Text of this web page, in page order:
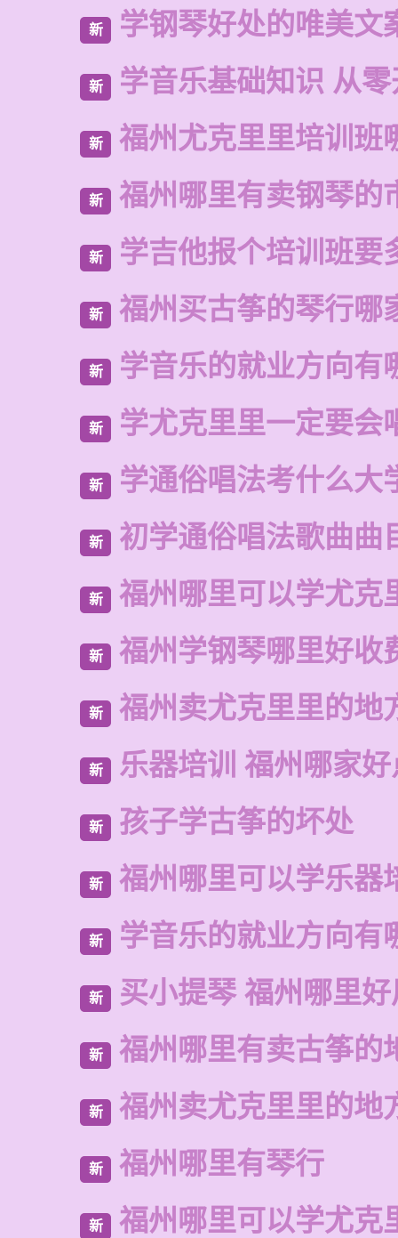
新 学钢琴好处的唯美文
新 学音乐基础知识 从
新 福州尤克里里培训班
新 福州哪里有卖钢琴的
新 学吉他报个培训班要
新 福州买古筝的琴行哪
新 学音乐的就业方向有
新 学尤克里里一定要会
新 学通俗唱法考什么大
新 初学通俗唱法歌曲曲
新 福州哪里可以学尤克
新 福州学钢琴哪里好收
新 福州卖尤克里里的地
新 乐器培训 福州哪家
新 孩子学古筝的坏处
新 福州哪里可以学乐器
新 学音乐的就业方向有
新 买小提琴 福州哪里好
新 福州哪里有卖古筝的
新 福州卖尤克里里的地
新 福州哪里有琴行
新 福州哪里可以学尤克